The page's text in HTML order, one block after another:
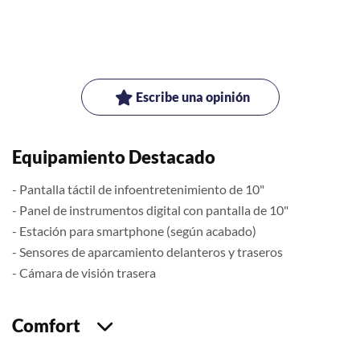
Escribe una opinión
Equipamiento Destacado
- Pantalla táctil de infoentretenimiento de 10"
- Panel de instrumentos digital con pantalla de 10"
- Estación para smartphone (según acabado)
- Sensores de aparcamiento delanteros y traseros
- Cámara de visión trasera
Comfort